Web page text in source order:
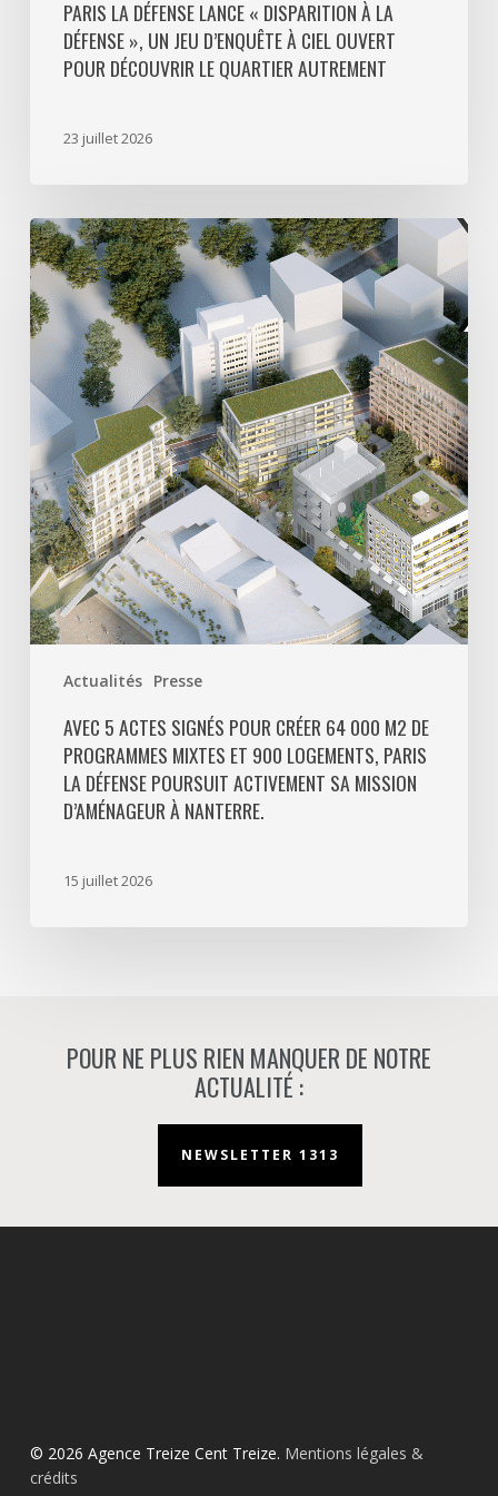
découvrir
quartier
PARIS LA DÉFENSE LANCE « DISPARITION À LA
DÉFENSE », UN JEU D’ENQUÊTE À CIEL OUVERT
POUR DÉCOUVRIR LE QUARTIER AUTREMENT
23 juillet 2026
Actualités Presse
Avec
5
actes
signés
pour
créer
000
m2
de
programmes
mixtes
et
900
logements,
Défense
poursuit
activement
AVEC 5 ACTES SIGNÉS POUR CRÉER 64 000 M2 DE
PROGRAMMES MIXTES ET 900 LOGEMENTS, PARIS
LA DÉFENSE POURSUIT ACTIVEMENT SA MISSION
D’AMÉNAGEUR À NANTERRE.
15 juillet 2026
POUR NE PLUS RIEN MANQUER DE NOTRE
ACTUALITÉ :
NEWSLETTER 1313
© 2026 Agence Treize Cent Treize. Mentions légales &
crédits